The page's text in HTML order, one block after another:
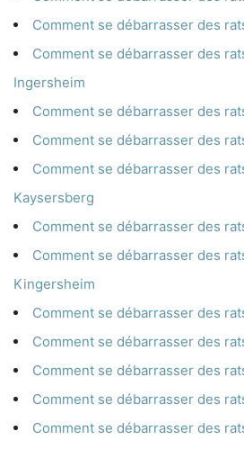
Comment se débarrasser des
Comment se débarrasser des
Ingersheim
Comment se débarrasser des
Comment se débarrasser des
Comment se débarrasser des
Kaysersberg
Comment se débarrasser des
Comment se débarrasser des
Kingersheim
Comment se débarrasser des
Comment se débarrasser des
Comment se débarrasser des
Comment se débarrasser des
Comment se débarrasser des